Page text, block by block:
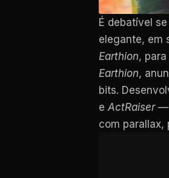
É debatível
elegante, em
Earthion,
Earthion,
bits.
e ActRaiser—
com parallax,